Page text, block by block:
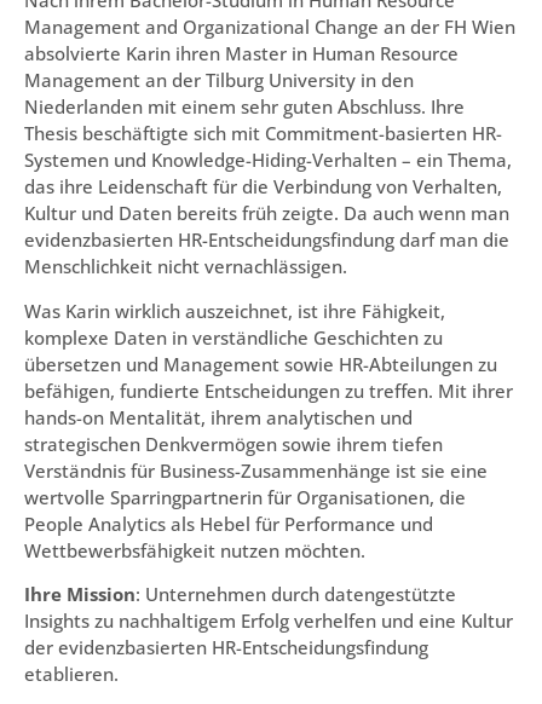
Management and Organizational Change an der FH Wien
absolvierte Karin ihren Master in Human Resource
Management an der Tilburg University in den
Niederlanden mit einem sehr guten Abschluss. Ihre
Thesis beschäftigte sich mit Commitment-basierten HR-
Systemen und Knowledge-Hiding-Verhalten – ein Thema,
das ihre Leidenschaft für die Verbindung von Verhalten,
Kultur und Daten bereits früh zeigte. Da auch wenn man
evidenzbasierten HR-Entscheidungsfindung darf man die
Menschlichkeit nicht vernachlässigen.
Was Karin wirklich auszeichnet, ist ihre Fähigkeit,
komplexe Daten in verständliche Geschichten zu
übersetzen und Management sowie HR-Abteilungen zu
befähigen, fundierte Entscheidungen zu treffen. Mit ihrer
hands-on Mentalität, ihrem analytischen und
strategischen Denkvermögen sowie ihrem tiefen
Verständnis für Business-Zusammenhänge ist sie eine
wertvolle Sparringpartnerin für Organisationen, die
People Analytics als Hebel für Performance und
Wettbewerbsfähigkeit nutzen möchten.
Ihre Mission: Unternehmen durch datengestützte
Insights zu nachhaltigem Erfolg verhelfen und eine Kultur
der evidenzbasierten HR-Entscheidungsfindung
etablieren.